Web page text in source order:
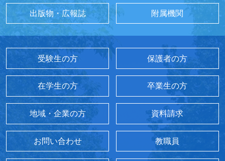
出版物・広報誌 附属機関
受験生の方 保護者の方
在学生の方 卒業生の方
地域・企業の方 資料請求
お問い合わせ 教職員